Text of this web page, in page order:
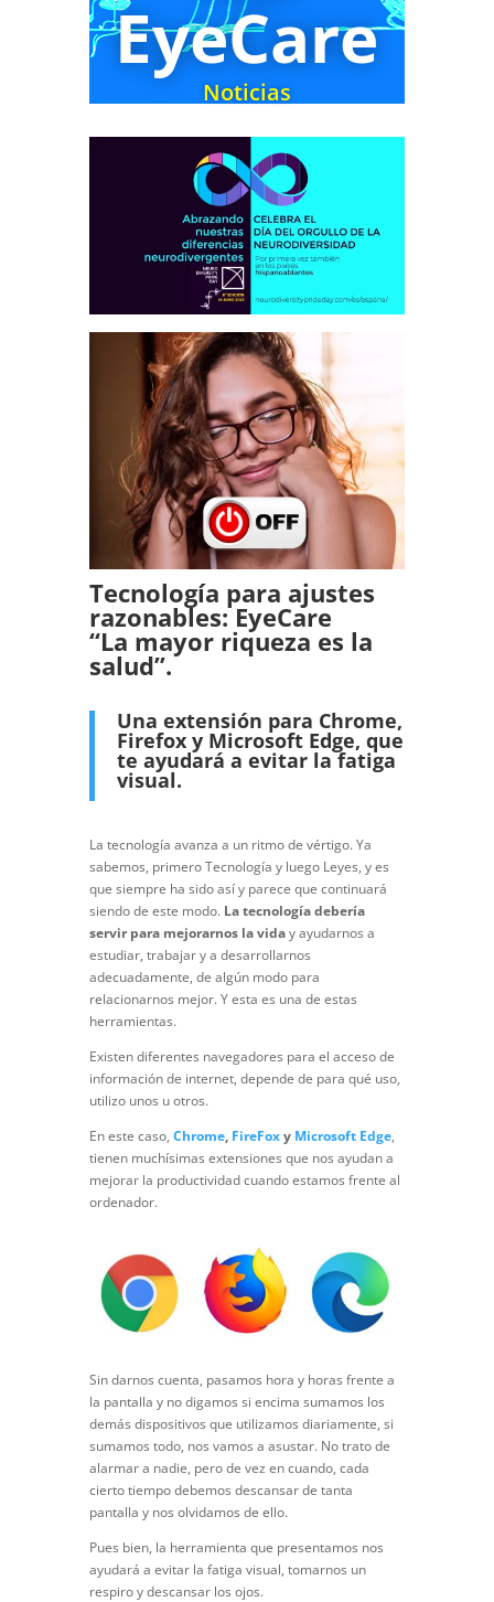
EyeCare
Noticias
Tecnología para ajustes
razonables: EyeCare
“La mayor riqueza es la
salud”.
Una extensión para Chrome,
Firefox y Microsoft Edge, que
te ayudará a evitar la fatiga
visual.
La tecnología avanza a un ritmo de vértigo. Ya
sabemos, primero Tecnología y luego Leyes, y es
que siempre ha sido así y parece que continuará
siendo de este modo. La tecnología debería
servir para mejorarnos la viday ayudarnos a
estudiar, trabajar y a desarrollarnos
adecuadamente, de algún modo para
relacionarnos mejor. Y esta es una de estas
herramientas.
Existen diferentes navegadores para el acceso de
información de internet, depende de para qué uso,
utilizo unos u otros.
En este caso, Chrome, FireFoxy Microsoft Edge,
tienen muchísimas extensiones que nos ayudan a
mejorar la productividad cuando estamos frente al
ordenador.
Sin darnos cuenta, pasamos hora y horas frente a
la pantalla y no digamos si encima sumamos los
demás dispositivos que utilizamos diariamente, si
sumamos todo, nos vamos a asustar. No trato de
alarmar a nadie, pero de vez en cuando, cada
cierto tiempo debemos descansar de tanta
pantalla y nos olvidamos de ello.
Pues bien, la herramienta que presentamos nos
ayudará a evitar la fatiga visual, tomarnos un
respiro y descansar los ojos.